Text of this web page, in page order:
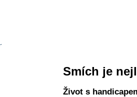
.
Smích je
Život s